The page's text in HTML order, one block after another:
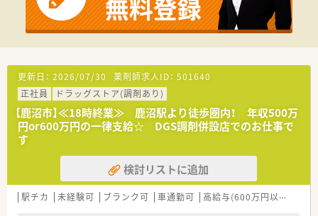
更新日： 2026/07/30 薬剤師求人ID： 501640
正社員
ドラッグストア(調剤あり)
【鹿沼市】≪18時終業≫ 鹿沼駅より徒歩圏内！ 年収500万
円or600万円の一律支給☆ DGS調剤併設店でのお仕事で
す
検討リストに追加
駅チカ 未経験可 ブランク可 車通勤可 高給与(600万円以上)